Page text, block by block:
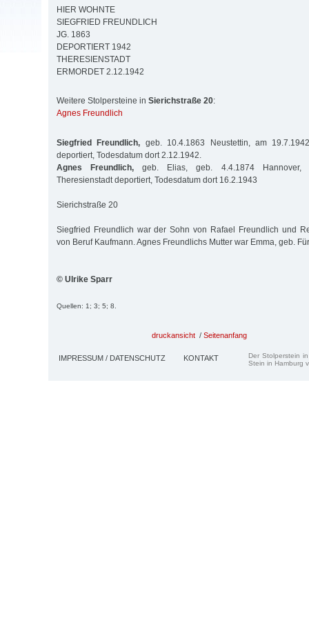
HIER WOHNTE
SIEGFRIED FREUNDLICH
JG. 1863
DEPORTIERT 1942
THERESIENSTADT
ERMORDET 2.12.1942
Weitere Stolpersteine in Sierichstraße 20:
Agnes Freundlich
Siegfried Freundlich, geb. 10.4.1863 Neustettin, am
deportiert, Todesdatum dort 2.12.1942.
Agnes Freundlich, geb. Elias, geb. 4.4.1874 Hannover,
Theresienstadt deportiert, Todesdatum dort 16.2.1943
Sierichstraße 20
Siegfried Freundlich war der Sohn von Rafael Freundlich und
von Beruf Kaufmann. Agnes Freundlichs Mutter war Emma, geb.
© Ulrike Sparr
Quellen: 1; 3; 5; 8.
druckansicht / Seitenanfang
IMPRESSUM / DATENSCHUTZ KONTAKT
Der Stolperstein
Stein in Hamburg